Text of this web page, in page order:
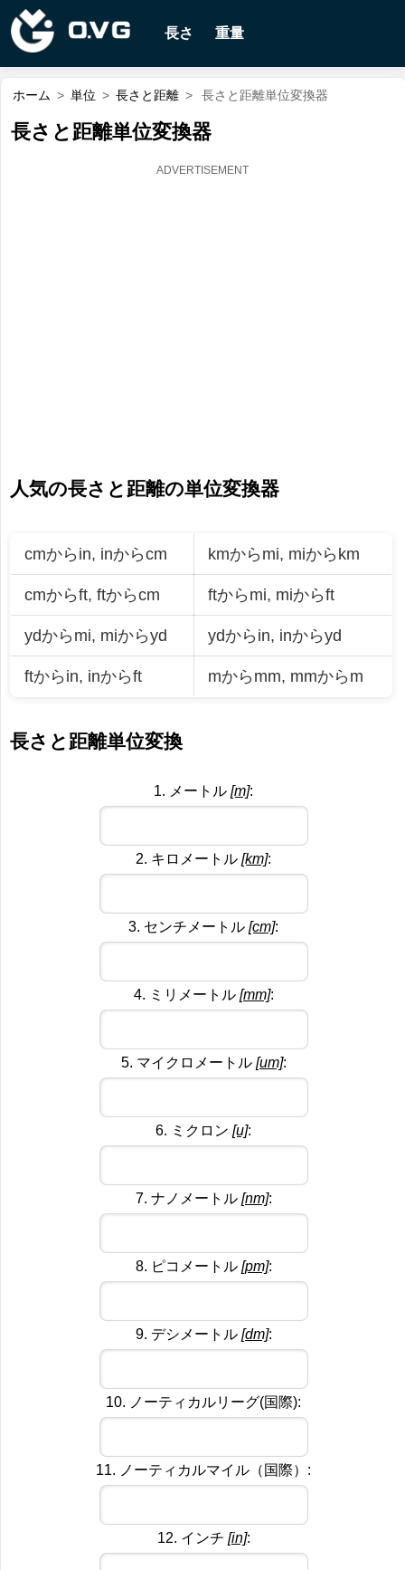
長さ 重量
ホーム > 単位 > 長さと距離 > 長さと距離単位変換器
長さと距離単位変換器
人気の長さと距離の単位変換器
cmからin, inからcm kmからmi, miからkm
cmからft,ftからcm ftからmi, miからft
ydからmi, miからyd ydからin, inからyd
ftからin, inからft mからmm, mmからm
長さと距離単位変換
1. メートル [m]:
2. キロメートル [km]:
3. センチメートル [cm]:
4. ミリメートル [mm]:
5. マイクロメートル [um]:
6. ミクロン [u]:
7. ナノメートル [nm]:
8. ピコメートル [pm]:
9. デシメートル [dm]:
10. ノーティカルリーグ(国際):
11. ノーティカルマイル（国際）:
12. インチ [in]: